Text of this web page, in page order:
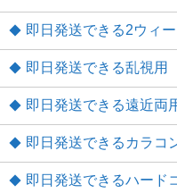
即日発送できる2ウィー
即日発送できる乱視用
即日発送できる遠近両
即日発送できるカラコ
即日発送できるハード